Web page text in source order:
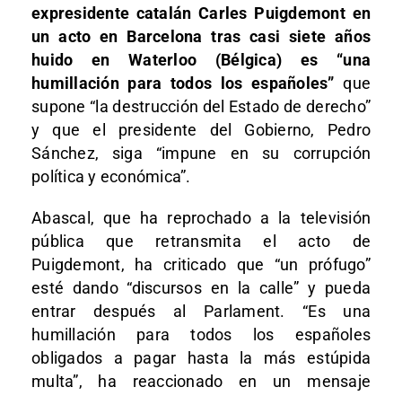
expresidente catalán Carles Puigdemont en
un acto en Barcelona tras casi siete años
huido en Waterloo (Bélgica) es “una
humillación para todos los españoles” que
supone “la destrucción del Estado de derecho”
y que el presidente del Gobierno, Pedro
Sánchez, siga “impune en su corrupción
política y económica”.
Abascal, que ha reprochado a la televisión
pública que retransmita el acto de
Puigdemont, ha criticado que “un prófugo”
esté dando “discursos en la calle” y pueda
entrar después al Parlament. “Es una
humillación para todos los españoles
obligados a pagar hasta la más estúpida
multa”, ha reaccionado en un mensaje